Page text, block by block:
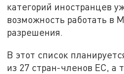
категорий иностранцев
возможность работать в
разрешения.
В этот список
из 27 стран-членов ЕС, а